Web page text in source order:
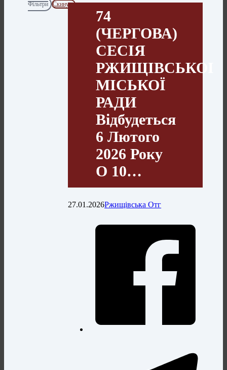
Фільтри
Скинути
74
(ЧЕРГОВА)
СЕСІЯ
РЖИЩІВСЬКОІ
МІСЬКОЇ
РАДИ
Відбудеться
6 Лютого
2026 Року
О 10…
27.01.2026Ржищівська Отг